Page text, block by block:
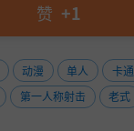
赞 +1
动漫 单人 卡
第一人称射击 老式